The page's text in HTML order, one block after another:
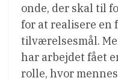
onde, der skal til
for at realisere en
tilværelsesmål.
har arbejdet fået
rolle, hvor